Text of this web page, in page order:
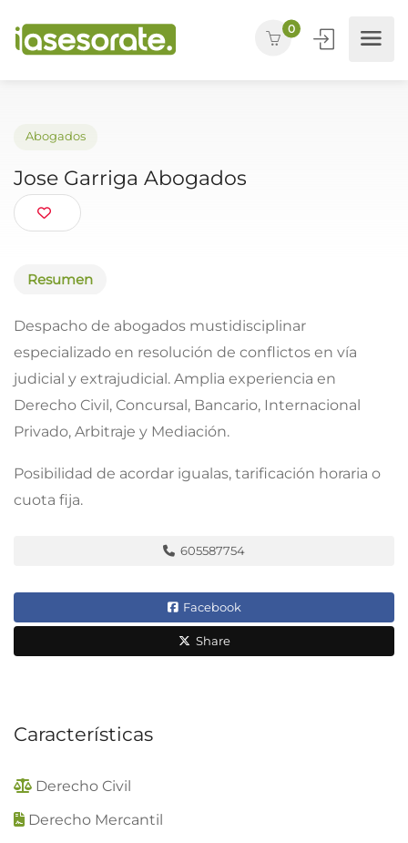
0
Jose Garriga Abogados
Resumen
Despacho de abogados mustidisciplinar
especializado en resolución de conflictos en vía
judicial y extrajudicial. Amplia experiencia en
Derecho Civil, Concursal, Bancario, Internacional
Privado, Arbitraje y Mediación.
Posibilidad de acordar igualas, tarificación horaria o
cuota fija.
605587754
Facebook
Share
Características
Derecho Civil
Derecho Mercantil